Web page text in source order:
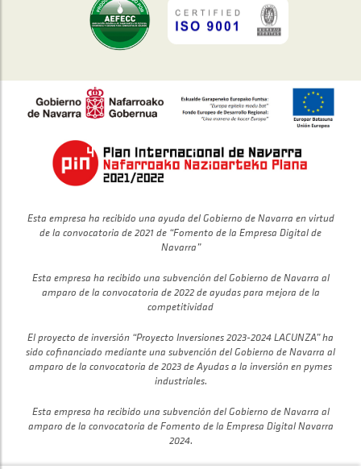
Esta empresa ha recibido una ayuda del Gobierno de Navarra en virtud
de la convocatoria de 2021 de “Fomento de la Empresa Digital de
Navarra”
Esta empresa ha recibido una subvención del Gobierno de Navarra al
amparo de la convocatoria de 2022 de ayudas para mejora de la
competitividad
El proyecto de inversión “Proyecto Inversiones 2023-2024 LACUNZA” ha
sido cofinanciado mediante una subvención del Gobierno de Navarra al
amparo de la convocatoria de 2023 de Ayudas a la inversión en pymes
industriales.
Esta empresa ha recibido una subvención del Gobierno de Navarra al
amparo de la convocatoria de Fomento de la Empresa Digital Navarra
2024.